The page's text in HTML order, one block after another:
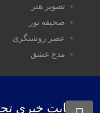
تصویر هنر
صحیفه نور
عصر روشنگری
مدع عشق
سایت خبری